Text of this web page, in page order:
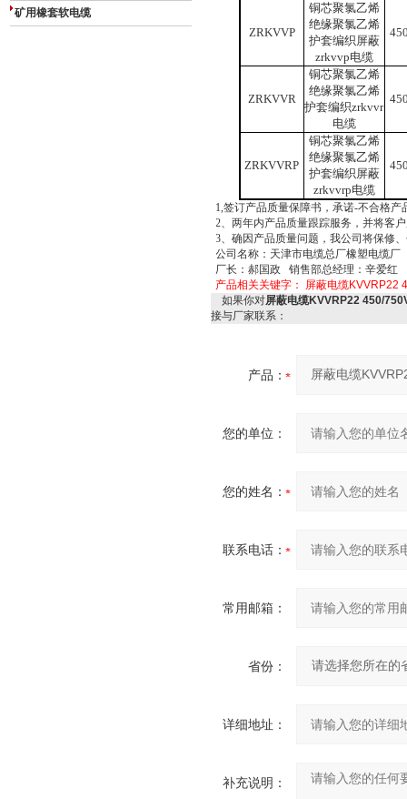
矿用橡套软电缆
ZRKVVP
铜芯聚氯乙烯
绝缘聚氯乙烯
护套编织屏蔽
zrkvvp电缆
ZRKVVR
铜芯聚氯乙烯
绝缘聚氯乙烯
护套编织zrkvvr
电缆
ZRKVVRP
铜芯聚氯乙烯
绝缘聚氯乙烯
护套编织屏蔽
zrkvvrp电缆
1,签订产品质量保障书，承诺-不合格产
2、两年内产品质量跟踪服务，并将客
3、确因产品质量问题，我公司将保修
公司名称：天津市电缆总厂橡塑电缆
厂长：郝国政 销售部总经理：辛爱红
产品相关关键字： 屏蔽电缆KVVRP22
如果你对屏蔽电缆KVVRP22 450/
接与厂家联系：
产品：
您的单位：
您的姓名：
联系电话：
常用邮箱：
省份：
详细地址：
补充说明：